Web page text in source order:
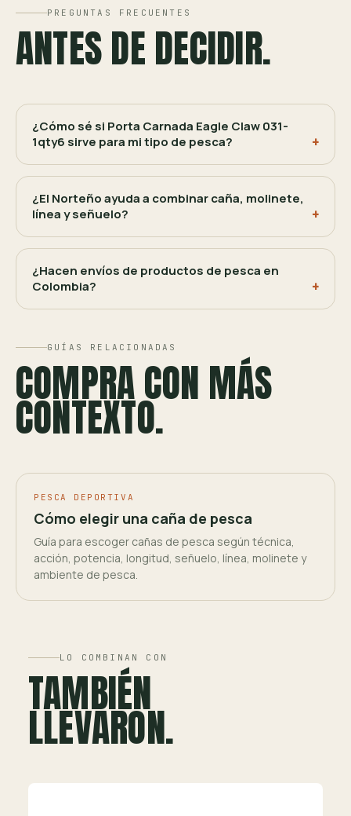
PREGUNTAS FRECUENTES
ANTES DE DECIDIR.
¿Cómo sé si Porta Carnada Eagle Claw 031-
1qty6 sirve para mi tipo de pesca?
¿El Norteño ayuda a combinar caña, molinete,
línea y señuelo?
¿Hacen envíos de productos de pesca en
Colombia?
GUÍAS RELACIONADAS
COMPRA CON MÁS
CONTEXTO.
PESCA DEPORTIVA
Cómo elegir una caña de pesca
Guía para escoger cañas de pesca según técnica,
acción, potencia, longitud, señuelo, línea, molinete y
ambiente de pesca.
LO COMBINAN CON
TAMBIÉN
LLEVARON.